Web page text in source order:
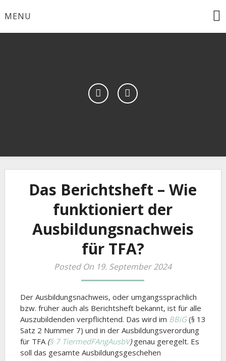
toMENU
TFA für TFAs
Das Berichtsheft – Wie
funktioniert der
Ausbildungsnachweis
für TFA?
Posted On 19. September 2024
Der Ausbildungsnachweis, oder umgangssprachlich
bzw. früher auch als Berichtsheft bekannt, ist für alle
Auszubildenden verpflichtend. Das wird im BBiG(§ 13
Satz 2 Nummer 7) und in der Ausbildungsverordung
für TFA (§ 7 TiermedFAngAusbV)genau geregelt. Es
soll das gesamte Ausbildungsgeschehen